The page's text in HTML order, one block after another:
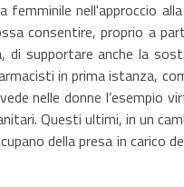
nell'approccio
consentire, proprio a
supportare anche la
in prima istanza,
nelle donne l’esempio
Questi ultimi, in un
della presa in carico